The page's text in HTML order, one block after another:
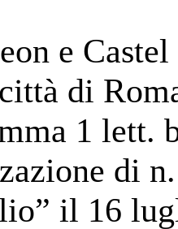
e
di
1 lett.
di
il 16